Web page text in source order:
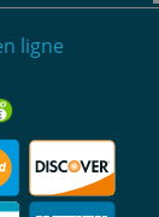
ligne